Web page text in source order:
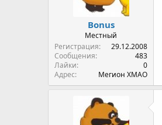
Bonus
Местный
Регистрация
29.12.2008
Сообщения
483
Лайки
0
Адрес
Мегион ХМАО